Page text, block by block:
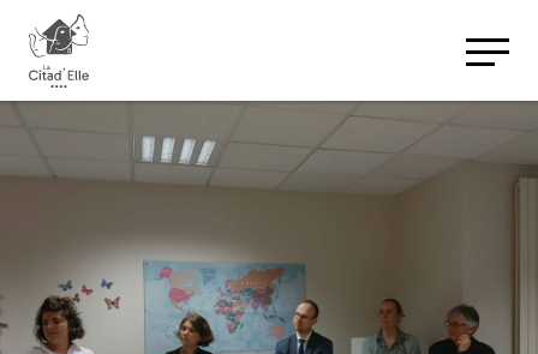
Panneau de gestion des cookies